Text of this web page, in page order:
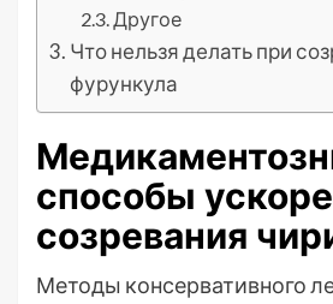
Другое
Что нельзя делать при
фурункула
способы
созревания
Методы консервативного